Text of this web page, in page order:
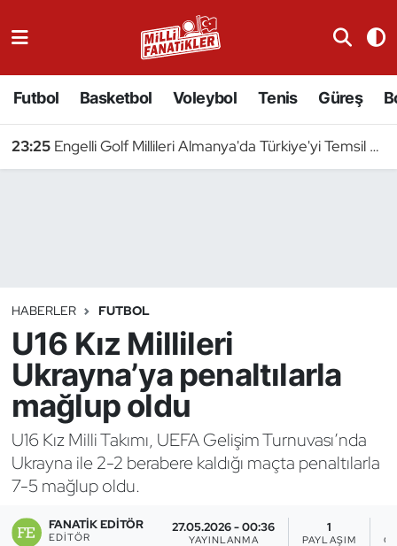
Futbol Basketbol Voleybol Tenis Güreş
23:25 Engelli Golf Millileri Almanya'da Türkiye'yi Temsil Edecek
HABERLER FUTBOL
U16 Kız Millileri
Ukrayna’ya penaltılarla
mağlup oldu
U16 Kız Milli Takımı, UEFA Gelişim Turnuvası’nda
Ukrayna ile 2-2 berabere kaldığı maçta penaltılarla
7-5 mağlup oldu.
FANATIK EDITÖR
EDITÖR
27.05.2026 - 00:36
YAYINLANMA
1
PAYLAŞIM
Badminton
Binicilik
Bisiklet
Bocce Bowling Dart
Boks
Briç